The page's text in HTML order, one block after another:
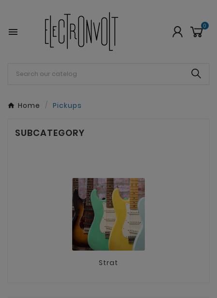

0
Home Pickups
SUBCATEGORY
Strat